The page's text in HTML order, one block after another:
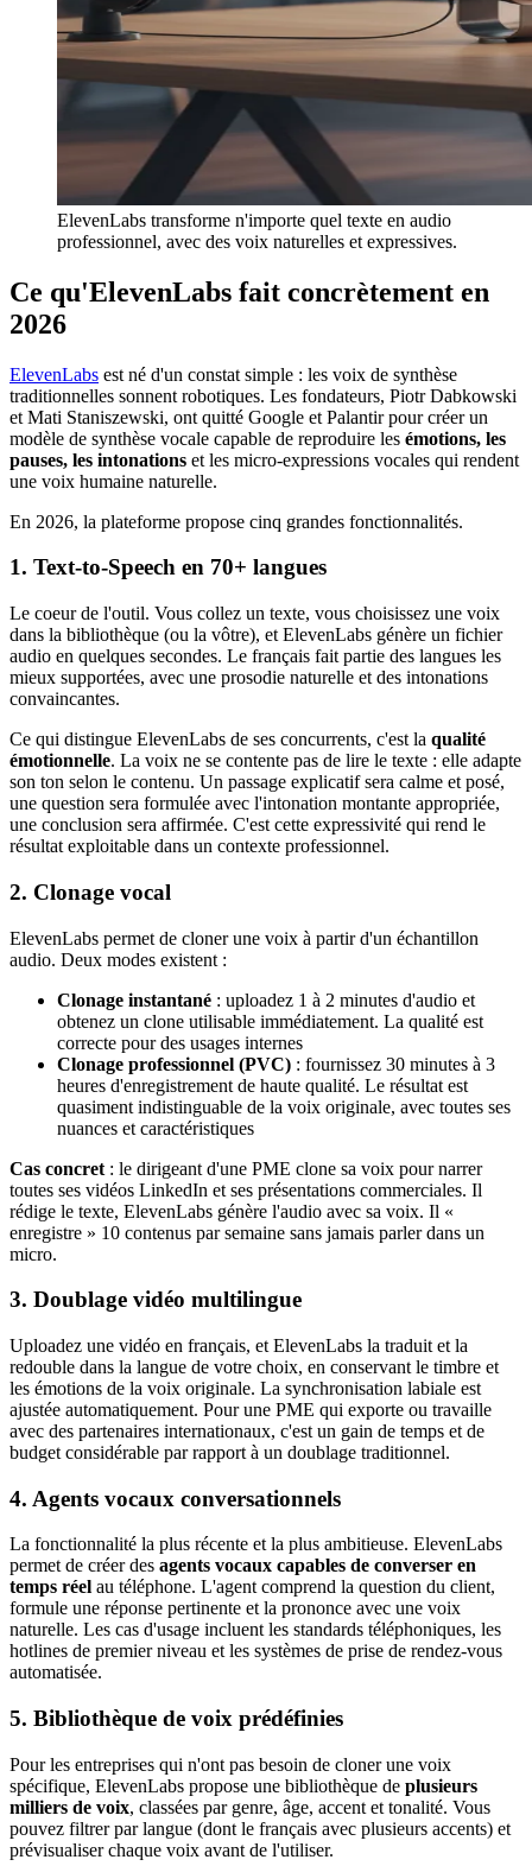
ElevenLabs transforme n'importe quel texte en audio
professionnel, avec des voix naturelles et expressives.
Ce qu'ElevenLabs fait concrètement en
2026
ElevenLabs est né d'un constat simple : les voix de synthèse
traditionnelles sonnent robotiques. Les fondateurs, Piotr Dabkowski
et Mati Staniszewski, ont quitté Google et Palantir pour créer un
modèle de synthèse vocale capable de reproduire les émotions, les
pauses, les intonations et les micro-expressions vocales qui rendent
une voix humaine naturelle.
En 2026, la plateforme propose cinq grandes fonctionnalités.
1. Text-to-Speech en 70+ langues
Le coeur de l'outil. Vous collez un texte, vous choisissez une voix
dans la bibliothèque (ou la vôtre), et ElevenLabs génère un fichier
audio en quelques secondes. Le français fait partie des langues les
mieux supportées, avec une prosodie naturelle et des intonations
convaincantes.
Ce qui distingue ElevenLabs de ses concurrents, c'est la qualité
émotionnelle. La voix ne se contente pas de lire le texte : elle adapte
son ton selon le contenu. Un passage explicatif sera calme et posé,
une question sera formulée avec l'intonation montante appropriée,
une conclusion sera affirmée. C'est cette expressivité qui rend le
résultat exploitable dans un contexte professionnel.
2. Clonage vocal
ElevenLabs permet de cloner une voix à partir d'un échantillon
audio. Deux modes existent :
Clonage instantané : uploadez 1 à 2 minutes d'audio et
obtenez un clone utilisable immédiatement. La qualité est
correcte pour des usages internes
Clonage professionnel (PVC) : fournissez 30 minutes à 3
heures d'enregistrement de haute qualité. Le résultat est
quasiment indistinguable de la voix originale, avec toutes ses
nuances et caractéristiques
Cas concret : le dirigeant d'une PME clone sa voix pour narrer
toutes ses vidéos LinkedIn et ses présentations commerciales. Il
rédige le texte, ElevenLabs génère l'audio avec sa voix. Il «
enregistre » 10 contenus par semaine sans jamais parler dans un
micro.
3. Doublage vidéo multilingue
Uploadez une vidéo en français, et ElevenLabs la traduit et la
redouble dans la langue de votre choix, en conservant le timbre et
les émotions de la voix originale. La synchronisation labiale est
ajustée automatiquement. Pour une PME qui exporte ou travaille
avec des partenaires internationaux, c'est un gain de temps et de
budget considérable par rapport à un doublage traditionnel.
4. Agents vocaux conversationnels
La fonctionnalité la plus récente et la plus ambitieuse. ElevenLabs
permet de créer des agents vocaux capables de converser en
temps réel au téléphone. L'agent comprend la question du client,
formule une réponse pertinente et la prononce avec une voix
naturelle. Les cas d'usage incluent les standards téléphoniques, les
hotlines de premier niveau et les systèmes de prise de rendez-vous
automatisée.
5. Bibliothèque de voix prédéfinies
Pour les entreprises qui n'ont pas besoin de cloner une voix
spécifique, ElevenLabs propose une bibliothèque de plusieurs
milliers de voix, classées par genre, âge, accent et tonalité. Vous
pouvez filtrer par langue (dont le français avec plusieurs accents) et
prévisualiser chaque voix avant de l'utiliser.